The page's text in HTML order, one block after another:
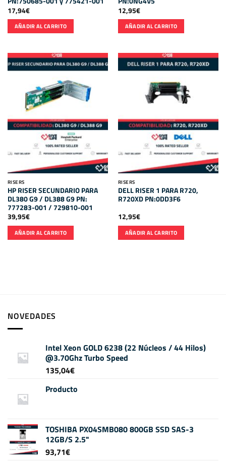
17,94€
AÑADIR AL CARRITO
12,95€
AÑADIR AL CARRITO
RISERS
HP RISER SECUNDARIO PARA
DL380 G9 / DL388 G9 PN:
777283-001 / 729810-001
39,95€
AÑADIR AL CARRITO
RISERS
DELL RISER 1 PARA R720,
R720XD PN:0DD3F6
12,95€
AÑADIR AL CARRITO
NOVEDADES
Intel Xeon GOLD 6238 (22 Núcleos / 44 Hilos)
@3.70Ghz Turbo Speed
135,04€
Producto
TOSHIBA PX04SMB080 800GB SSD SAS-3
12GB/S 2.5"
93,71€